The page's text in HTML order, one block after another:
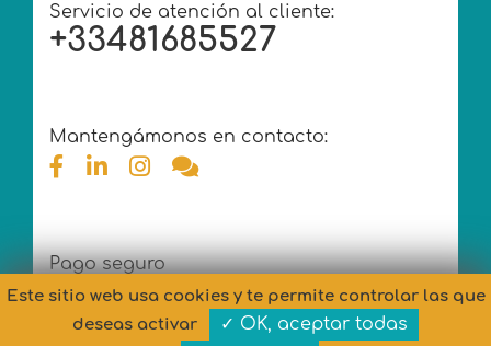
Servicio de atención al cliente:
+33481685527
Mantengámonos en contacto:
Pago seguro
Este sitio web usa cookies y te permite controlar las que
deseas activar
✓ OK, aceptar todas